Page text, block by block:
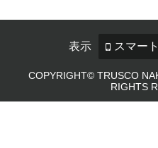
表示 スマー
COPYRIGHT© TRUSCO
RIGHTS